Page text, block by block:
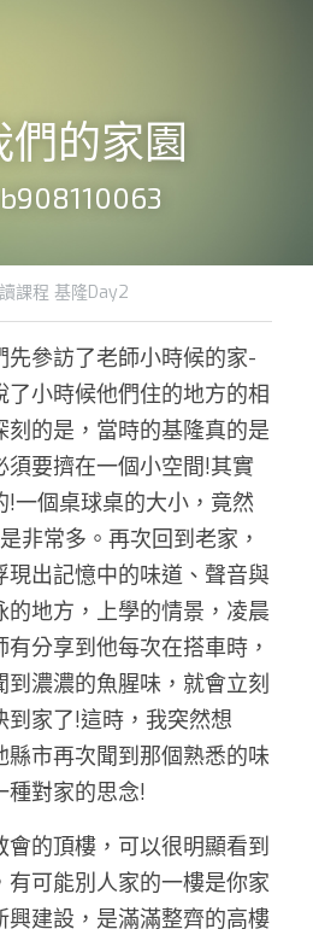
的家園
課程 基隆Day2
先參訪了老師小時候的家-
小時候他們住的地方的相
刻的是，當時的基隆真的是
須要擠在一個小空間!其實
!一個桌球桌的大小，竟然
非常多。再次回到老家，
現出記憶中的味道、聲音與
的地方，上學的情景，凌晨
分享到他每次在搭車時，
濃濃的魚腥味，就會立刻
到家了!這時，我突然想
縣市再次聞到那個熟悉的味
種對家的思念!
會的頂樓，可以很明顯看到
有可能別人家的一樓是你家
興建設，是滿滿整齊的高樓